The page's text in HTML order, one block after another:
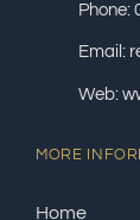
Phone:
Email:
Web:
MORE
Home